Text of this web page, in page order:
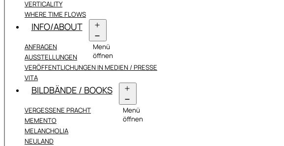
VERTICALITY
WHERE TIME FLOWS
INFO/ABOUT
Menü
öffnen
ANFRAGEN
AUSSTELLUNGEN
VERÖFFENTLICHUNGEN IN MEDIEN / PRESSE
VITA
BILDBÄNDE / BOOKS
Menü
öffnen
VERGESSENE PRACHT
MEMENTO
MELANCHOLIA
NEULAND